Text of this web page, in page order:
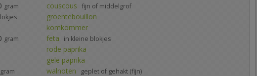
gram couscous fijn of middelgrof
groentebouillon
komkommer
gram feta in kleine blokjes
rode paprika
gele paprika
gram walnoten geplet of gehakt (fijn)